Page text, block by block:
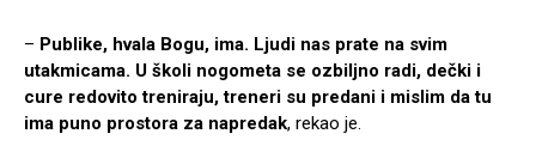
– Publike, hvala Bogu, ima. Ljudi nas prate na svim
utakmicama. U školi nogometa se ozbiljno radi, dečki i
cure redovito treniraju, treneri su predani i mislim da tu
ima puno prostora za napredak, rekao je.